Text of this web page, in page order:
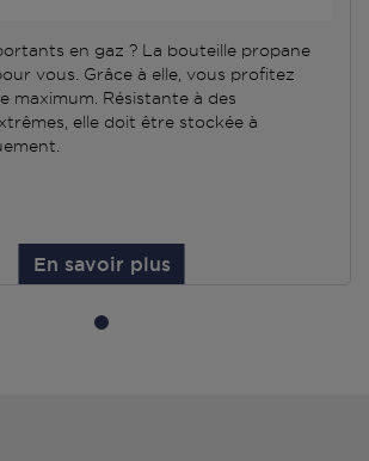
en gaz ? La bouteille propane
vous. Grâce à elle, vous profitez
maximum. Résistante à des
elle doit être stockée à
En savoir plus